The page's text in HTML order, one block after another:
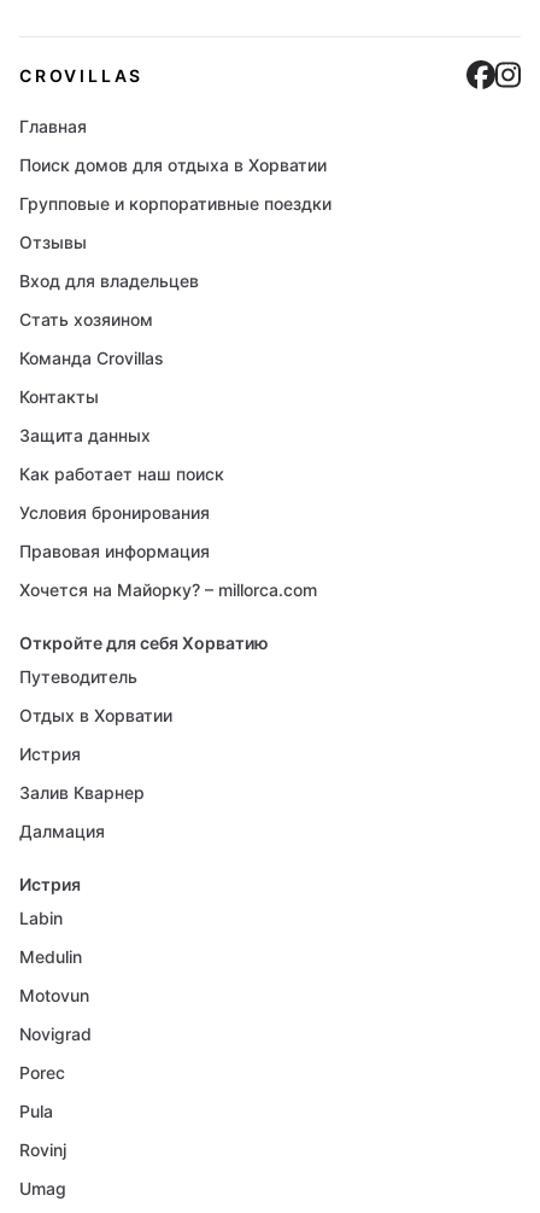
CROVILLAS
Главная
Поиск домов для отдыха в Хорватии
Групповые и корпоративные поездки
Отзывы
Вход для владельцев
Стать хозяином
Команда Crovillas
Контакты
Защита данных
Как работает наш поиск
Условия бронирования
Правовая информация
Хочется на Майорку? – millorca.com
Откройте для себя Хорватию
Путеводитель
Отдых в Хорватии
Истрия
Залив Кварнер
Далмация
Истрия
Labin
Medulin
Motovun
Novigrad
Porec
Pula
Rovinj
Umag